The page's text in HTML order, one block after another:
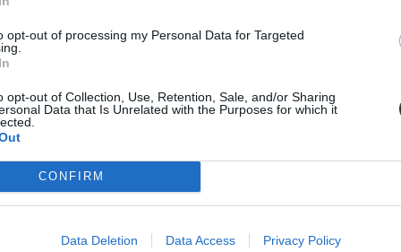
opt-out of processing my Personal Data for Targeted
opt-out of Collection, Use, Retention, Sale, and/or Sharing
Data that Is Unrelated with the Purposes for which it
CONFIRM
Data Deletion Data Access Privacy Policy
az egyik tanári szakszervezet: a hét hírei
érdekes kutatásról is beszámoltunk, és tudósítottunk arról a
komolyabb tanárhiányra. Ezek voltak nálunk a hét hírei.